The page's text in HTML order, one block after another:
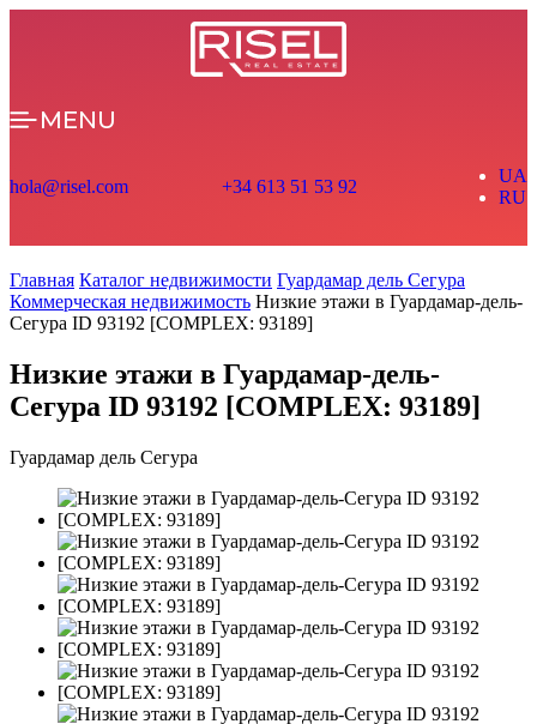
MENU
hola@risel.com +34 613 51 53 92
UA
RU
Главная Каталог недвижимости Гуардамар дель Сегура
Коммерческая недвижимость Низкие этажи в Гуардамар-дель-
Сегура ID 93192 [COMPLEX: 93189]
Низкие этажи в Гуардамар-дель-
Сегура ID 93192 [COMPLEX: 93189]
Гуардамар дель Сегура